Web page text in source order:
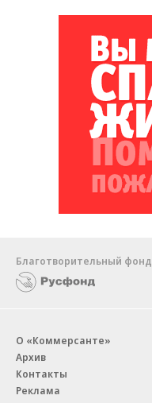
Благотворительный фонд
О «Коммерсанте»
Архив
Контакты
Реклама